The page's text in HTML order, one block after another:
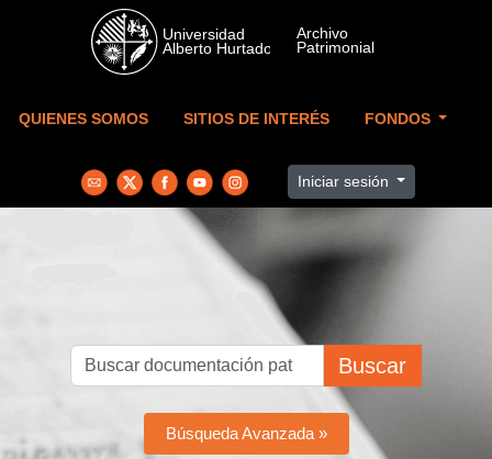
Skip to main content
QUIENES SOMOS SITIOS DE INTERÉS FONDOS
Iniciar sesión
Buscar
Búsqueda Avanzada »